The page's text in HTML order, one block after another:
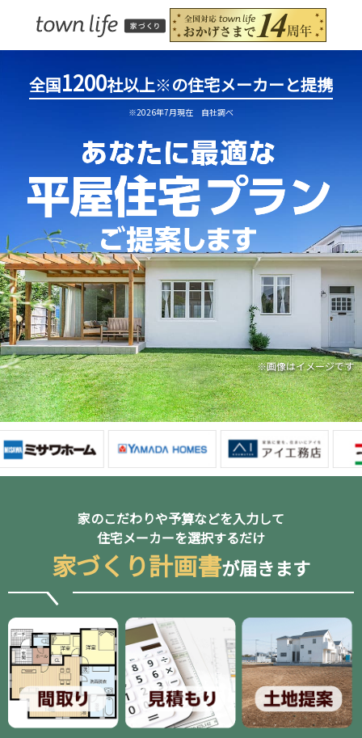
全国1200社以上※の住宅メーカーと提携
※2026年7月現在 自社調べ
※画像はイメージです
家のこだわりや予算などを入力して
住宅メーカーを選択するだけ
家づくり計画書が届きます